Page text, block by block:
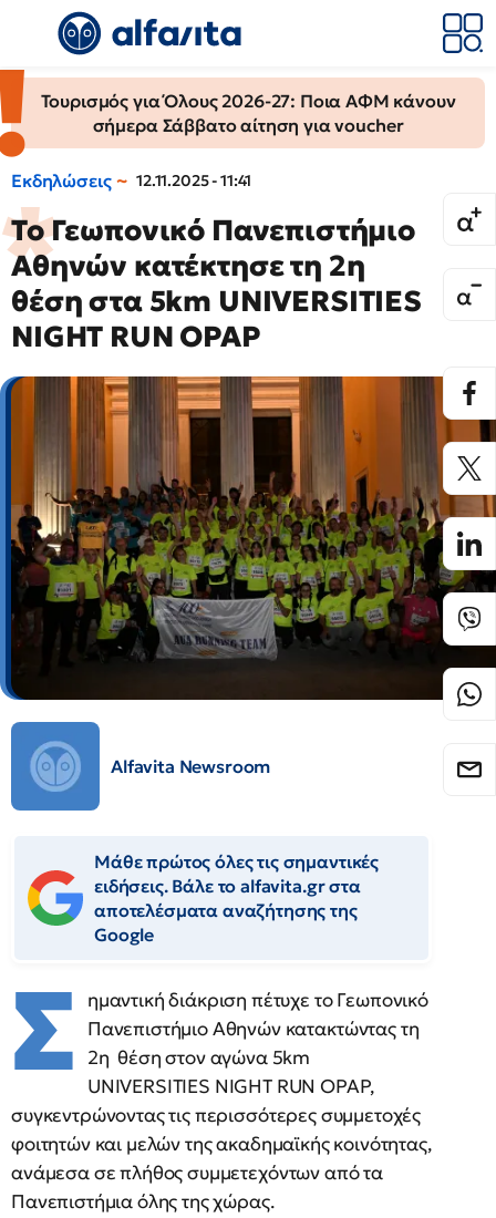
Τουρισμός για Όλους 2026-27: Ποια ΑΦΜ κάνουν
σήμερα Σάββατο αίτηση για voucher
Εκδηλώσεις 12.11.2025 - 11:41
Το Γεωπονικό Πανεπιστήμιο
Αθηνών κατέκτησε τη 2η
θέση στα 5km UNIVERSITIES
NIGHT RUN OPAP
Alfavita Newsroom
Μάθε πρώτος όλες τις σημαντικές
ειδήσεις. Βάλε το alfavita.gr στα
αποτελέσματα αναζήτησης της
Google
Σ
ημαντική διάκριση πέτυχε το Γεωπονικό
Πανεπιστήμιο Αθηνών κατακτώντας τη
2η θέση στον αγώνα 5km
UNIVERSITIES NIGHT RUN OPAP,
συγκεντρώνοντας τις περισσότερες συμμετοχές
φοιτητών και μελών της ακαδημαϊκής κοινότητας,
ανάμεσα σε πλήθος συμμετεχόντων από τα
Πανεπιστήμια όλης της χώρας.